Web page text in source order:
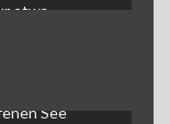
etwa…
Dorf auf
See